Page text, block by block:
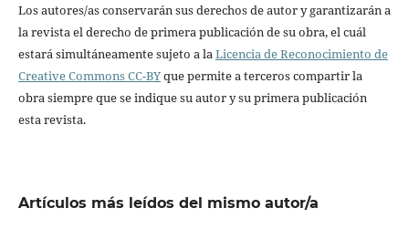
Los autores/as conservarán sus derechos de autor y garantizarán a
la revista el derecho de primera publicación de su obra, el cuál
estará simultáneamente sujeto a laLicencia de Reconocimiento de
Creative Commons CC-BYque permite a terceros compartir la
obra siempre que se indique su autor y su primera publicación
esta revista.
Artículos más leídos del mismo autor/a